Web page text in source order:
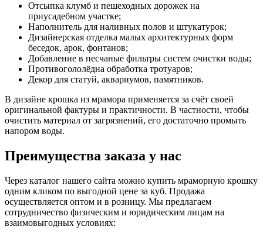
Отсыпка клумб и пешеходных дорожек на
приусадебном участке;
Наполнитель для наливных полов и штукатурок;
Дизайнерская отделка малых архитектурных форм
беседок, арок, фонтанов;
Добавление в песчаные фильтры систем очистки воды;
Противогололёдна обработка тротуаров;
Декор для статуй, аквариумов, памятников.
В дизайне крошка из мрамора применяется за счёт своей
оригинальной фактуры и практичности. В частности, чтобы
очистить материал от загрязнений, его достаточно промыть
напором воды.
Преимущества заказа у нас
Через каталог нашего сайта можно купить мраморную крошку
одним кликом по выгодной цене за куб. Продажа
осуществляется оптом и в розницу. Мы предлагаем
сотрудничество физическим и юридическим лицам на
взаимовыгодных условиях: